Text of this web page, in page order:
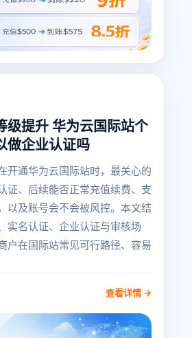
级提升 华为云国际站个
做企业认证吗
开通华为云国际站时，最关心的
证、后续能否正常充值续费、支
以及账号会不会被风控。本文结
实名认证、企业认证与审核场
户在国际站常见可行路径、容易
查看详情 →